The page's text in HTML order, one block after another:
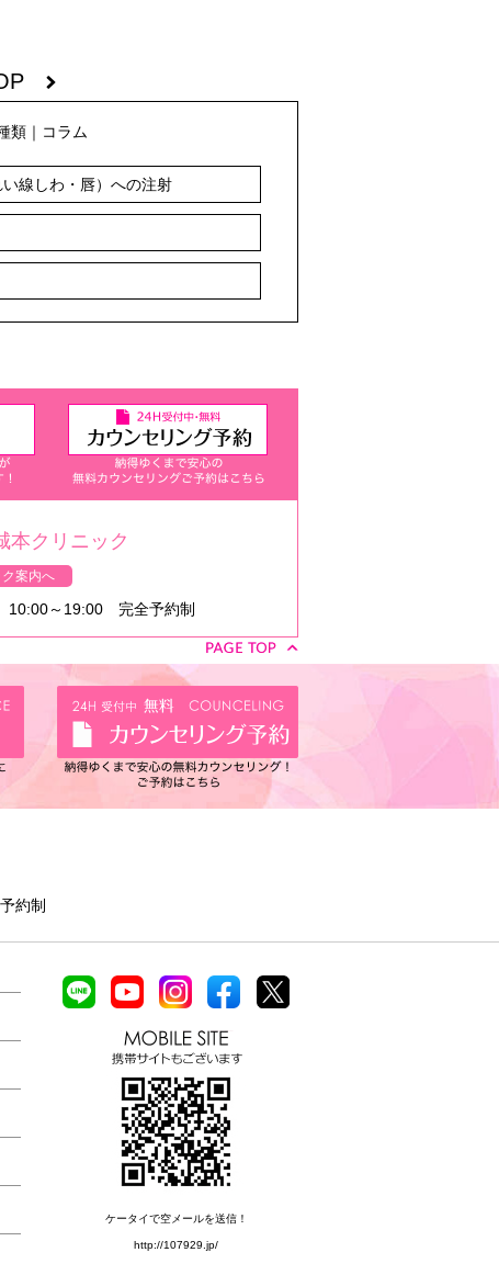
類 ｜ コラム
線しわ・唇）への注射
本クリニック
案内へ
～19:00 完全予約制
約制
ケータイで空メールを送信！
http://107929.jp/